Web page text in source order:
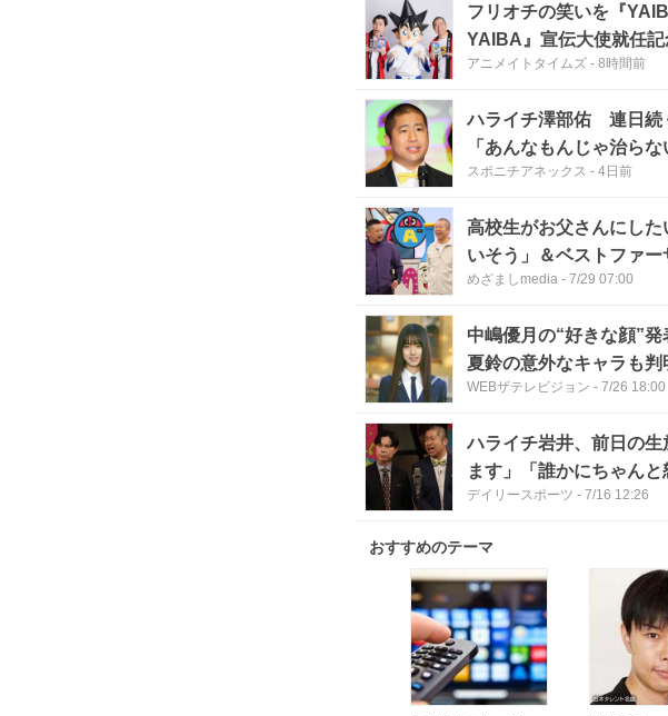
フリオチの笑いを『
YAIBA』宣伝大使就任
『YAIBA』の魅力
アニメイトタイムズ - 8時間前
ハライチ澤部佑 連日続
「あんなもんじゃ治らな
スポニチアネックス - 4日前
高校生がお父さんにし
いそう」＆ベストファ
めざましmedia - 7/29 07:00
中嶋優月の“好きな顔”
夏鈴の意外なキャラも判
WEBザテレビジョン - 7/26 18:00
ハライチ岩井、前日の
ます」「誰かにちゃんと
デイリースポーツ - 7/16 12:26
おすすめのテーマ